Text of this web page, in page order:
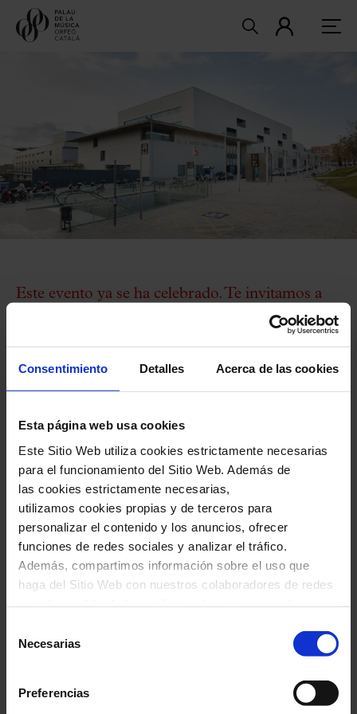
Consentimiento Detalles Acerca de las cookies
Esta página web usa cookies
Este Sitio Web utiliza cookies estrictamente necesarias
para el funcionamiento del Sitio Web. Además de
las cookies estrictamente necesarias,
utilizamos cookies propias y de terceros para
personalizar el contenido y los anuncios, ofrecer
funciones de redes sociales y analizar el tráfico.
Además, compartimos información sobre el uso que
haga del Sitio Web con nuestros colaboradores de redes
proporcionado o que hayan recopilado a través del uso
que haya hecho de sus servicios. En el cuadro inferior
puede “Permitir todas las cookies” o seleccionar el tipo
de cookies que quiere permitir y pulsar sobre "Permitir la
Necesarias
Preferencias
Este evento ya se ha celebrado. Te invitamos a
Cor Mitjans del Orfeó Català
Concurso Internacional de Piano
Maria Canals de Barcelona
Atención: este concierto tendrá lugar en
el vestíbulo del Hospital de la Santa Creu
y Sant Pau (calle Sant Quintí, 89). Acceso
libre.
Ficha artística
Cor Mitjans del Orfeó Català